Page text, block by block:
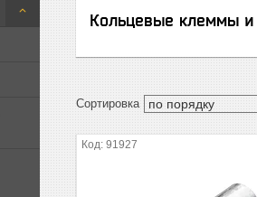
Кольцевые клеммы и
91927